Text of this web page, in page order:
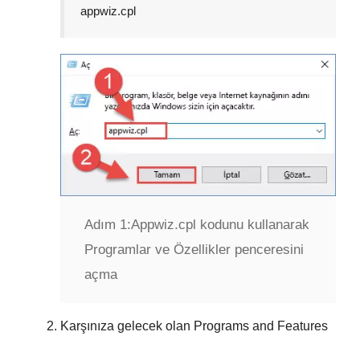
appwiz.cpl
Adım 1:Appwiz.cpl kodunu kullanarak
Programlar ve Özellikler penceresini
açma
Karşınıza gelecek olan Programs and Features